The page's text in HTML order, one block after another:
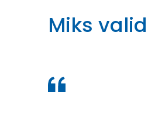
Miks